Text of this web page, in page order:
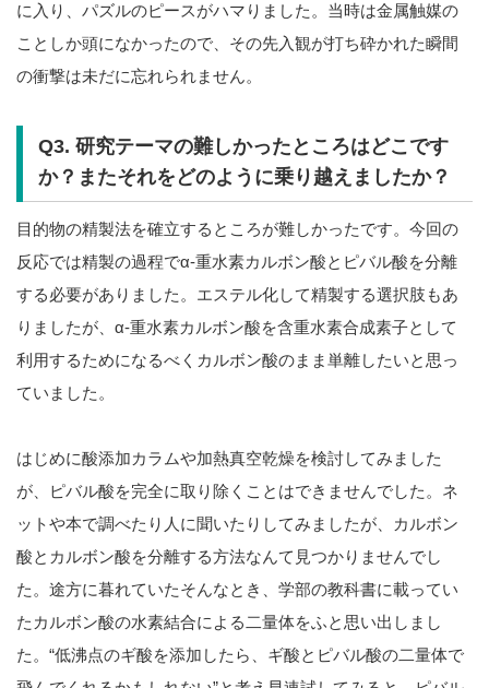
に入り、パズルのピースがハマりました。当時は金属触媒の
ことしか頭になかったので、その先入観が打ち砕かれた瞬間
の衝撃は未だに忘れられません。
Q3. 研究テーマの難しかったところはどこです
か？またそれをどのように乗り越えましたか？
目的物の精製法を確立するところが難しかったです。今回の
反応では精製の過程でα-重水素カルボン酸とピバル酸を分離
する必要がありました。エステル化して精製する選択肢もあ
りましたが、α-重水素カルボン酸を含重水素合成素子として
利用するためになるべくカルボン酸のまま単離したいと思っ
ていました。
はじめに酸添加カラムや加熱真空乾燥を検討してみました
が、ピバル酸を完全に取り除くことはできませんでした。ネ
ットや本で調べたり人に聞いたりしてみましたが、カルボン
酸とカルボン酸を分離する方法なんて見つかりませんでし
た。途方に暮れていたそんなとき、学部の教科書に載ってい
たカルボン酸の水素結合による二量体をふと思い出しまし
た。“低沸点のギ酸を添加したら、ギ酸とピバル酸の二量体で